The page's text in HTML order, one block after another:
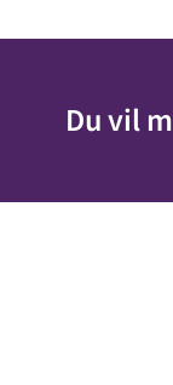
Du vil